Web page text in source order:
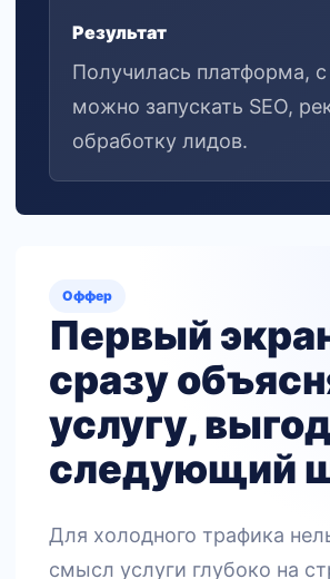
Результат
Получилась платформа,
можно запускать SEO,
обработку лидов.
Оффер
Первый
сразу
услугу,
следующий
Для холодного трафика
смысл услуги глубоко на